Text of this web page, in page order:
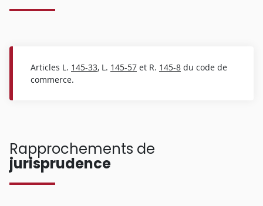
Articles L. 145-33, L. 145-57 et R. 145-8 du code de
commerce.
Rapprochements de
jurisprudence